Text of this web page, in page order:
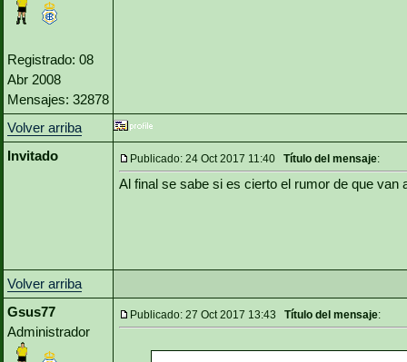
Registrado: 08
Abr 2008
Mensajes: 32878
Volver arriba
Invitado
Publicado: 24 Oct 2017 11:40 Título del mensaje:
Al final se sabe si es cierto el rumor de que van
Volver arriba
Gsus77
Administrador
Publicado: 27 Oct 2017 13:43 Título del mensaje: